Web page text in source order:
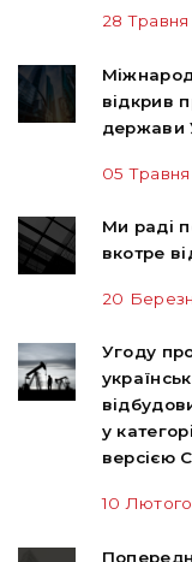
28
відкрив
держави
05
Ми раді
вкотре
20
Угоду
у
версією
10